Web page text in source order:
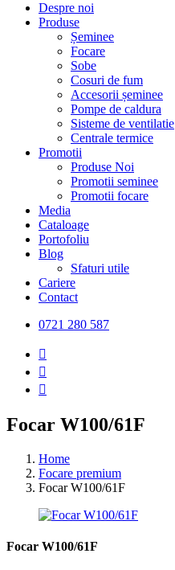
Despre noi
Produse
Șeminee
Focare
Sobe
Cosuri de fum
Accesorii șeminee
Pompe de caldura
Sisteme de ventilatie
Centrale termice
Promotii
Produse Noi
Promotii seminee
Promotii focare
Media
Cataloage
Portofoliu
Blog
Sfaturi utile
Cariere
Contact
0721 280 587
Focar W100/61F
Home
Focare premium
Focar W100/61F
Focar W100/61F